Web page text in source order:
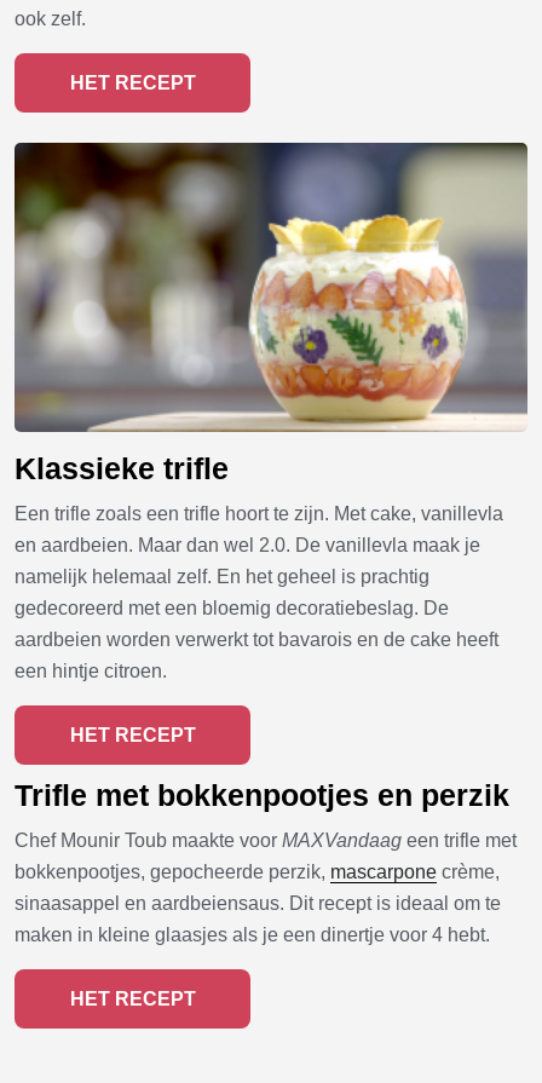
ook zelf.
HET RECEPT
Klassieke trifle
Een trifle zoals een trifle hoort te zijn. Met cake, vanillevla
en aardbeien. Maar dan wel 2.0. De vanillevla maak je
namelijk helemaal zelf. En het geheel is prachtig
gedecoreerd met een bloemig decoratiebeslag. De
aardbeien worden verwerkt tot bavarois en de cake heeft
een hintje citroen.
HET RECEPT
Trifle met bokkenpootjes en perzik
Chef Mounir Toub maakte voor MAXVandaag een trifle met
bokkenpootjes, gepocheerde perzik, mascarpone crème,
sinaasappel en aardbeiensaus. Dit recept is ideaal om te
maken in kleine glaasjes als je een dinertje voor 4 hebt.
HET RECEPT